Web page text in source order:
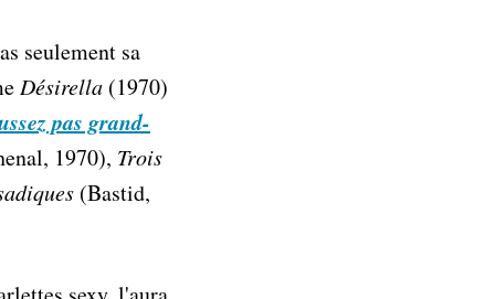
seulement sa
Désirella (1970)
pas grand-
1970), Trois
(Bastid,